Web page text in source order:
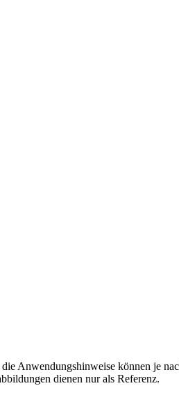
Anwendungshinweise können je
dienen nur als Referenz.